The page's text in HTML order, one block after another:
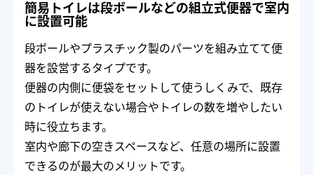
簡易トイレは段ボールなどの組立式便器で室内
に設置可能
段ボールやプラスチック製のパーツを組み立てて便
器を設営するタイプです。
便器の内側に便袋をセットして使うしくみで、既存
のトイレが使えない場合やトイレの数を増やしたい
時に役立ちます。
室内や廊下の空きスペースなど、任意の場所に設置
できるのが最大のメリットです。